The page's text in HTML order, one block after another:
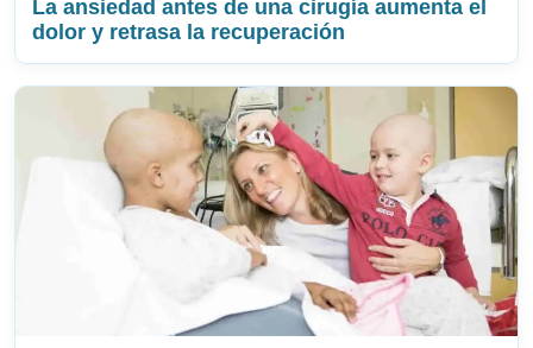
La ansiedad antes de una cirugía aumenta el
dolor y retrasa la recuperación